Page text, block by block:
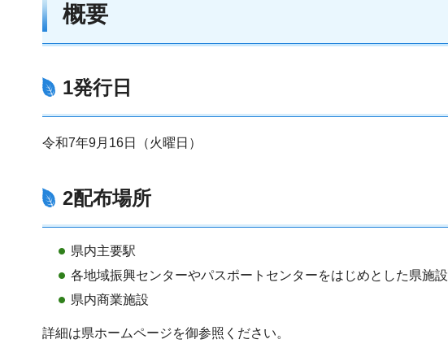
概要
1発行日
令和7年9月16日（火曜日）
2配布場所
県内主要駅
各地域振興センターやパスポートセンターをはじめとした県施設
県内商業施設
詳細は県ホームページを御参照ください。